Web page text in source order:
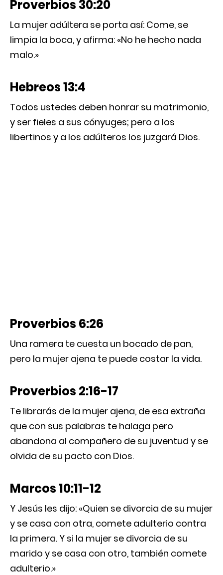
Proverbios 30:20
La mujer adúltera se porta así: Come, se
limpia la boca, y afirma: «No he hecho nada
malo.»
Hebreos 13:4
Todos ustedes deben honrar su matrimonio,
y ser fieles a sus cónyuges; pero a los
libertinos y a los adúlteros los juzgará Dios.
Proverbios 6:26
Una ramera te cuesta un bocado de pan,
pero la mujer ajena te puede costar la vida.
Proverbios 2:16-17
Te librarás de la mujer ajena, de esa extraña
que con sus palabras te halaga pero
abandona al compañero de su juventud y se
olvida de su pacto con Dios.
Marcos 10:11-12
Y Jesús les dijo: «Quien se divorcia de su mujer
y se casa con otra, comete adulterio contra
la primera. Y si la mujer se divorcia de su
marido y se casa con otro, también comete
adulterio.»